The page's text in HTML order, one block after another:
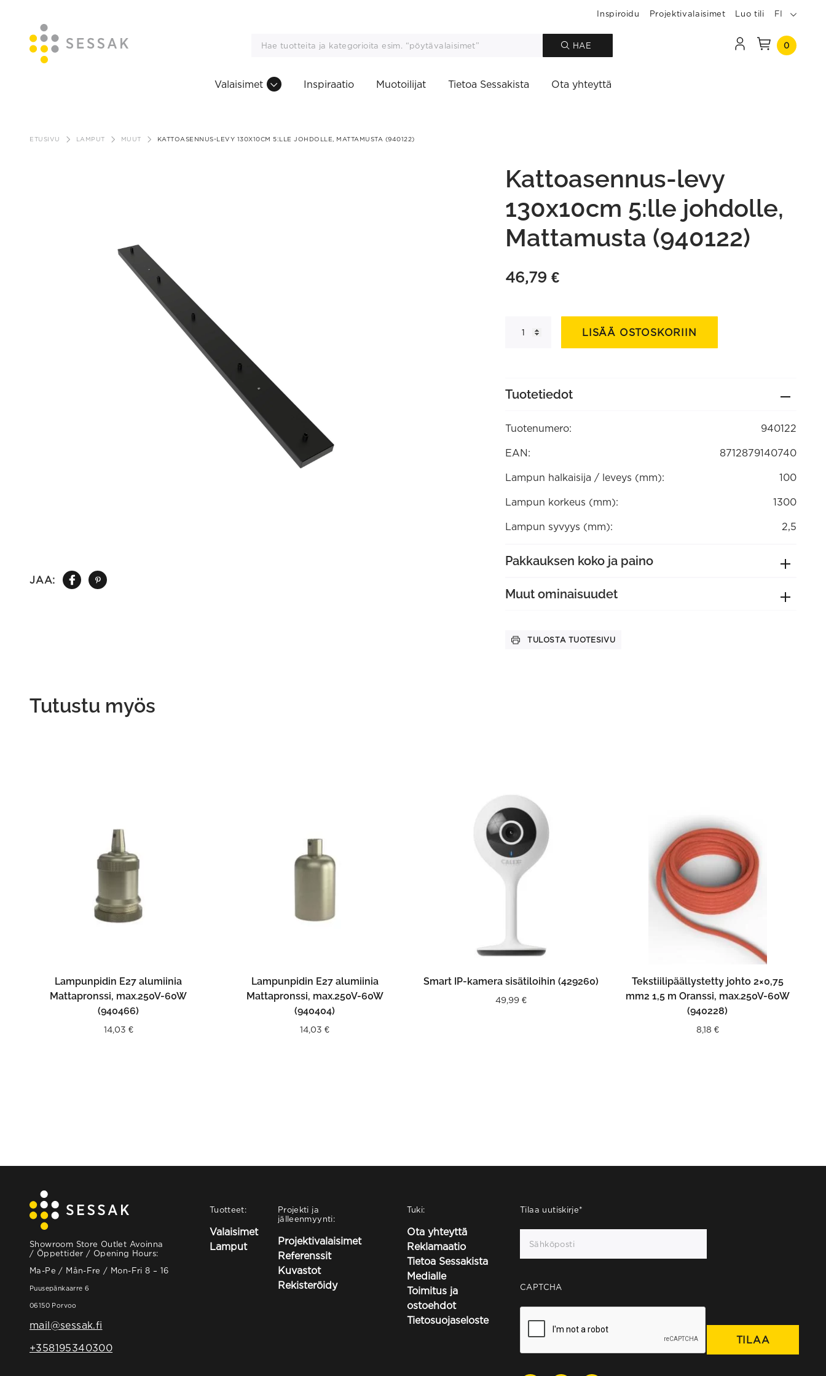
sisältöön
Inspiroidu Projektivalaisimet Luo tili FI
HAE 0
Valaisimet Inspiraatio Muotoilijat Tietoa Sessakista Ota yhteyttä
ETUSIVU LAMPUT MUUT KATTOASENNUS-LEVY 130X10CM 5:LLE JOHDOLLE, MATTAMUSTA (940122)
JAA:
Kattoasennus-levy
130x10cm 5:lle johdolle,
Mattamusta (940122)
46,79 €
levy
LISÄÄ OSTOSKORIIN
Tuotetiedot
Tuotenumero: 940122
EAN: 8712879140740
Lampun halkaisija / leveys (mm): 100
Lampun korkeus (mm): 1300
Lampun syvyys (mm): 2,5
Pakkauksen koko ja paino
Muut ominaisuudet
TULOSTA TUOTESIVU
Tutustu myös
LISÄÄ OSTOSKORIIN
Lampunpidin E27 alumiinia
Mattapronssi, max.250V-60W
(940466)
14,03 €
LISÄÄ OSTOSKORIIN
Lampunpidin E27 alumiinia
Mattapronssi, max.250V-60W
(940404)
14,03€
LISÄÄ OSTOSKORIIN
Smart IP-kamera sisätiloihin (429260)
49,99€
LISÄÄ OSTOSKORIIN
Tekstiilipäällystetty johto 2×0,75
mm2 1,5 m Oranssi, max.250V-60W
(940228)
8,18 €
Showroom Store Outlet Avoinna
/ Öppettider / Opening Hours:
Ma-Pe / Mån-Fre / Mon-Fri 8 – 16
Puusepänkaarre 6
06150 Porvoo
mail@sessak.fi
+358195340300
Tuotteet:
Valaisimet
Lamput
Projekti ja
jälleenmyynti:
Projektivalaisimet
Referenssit
Kuvastot
Rekisteröidy
Tuki:
Ota yhteyttä
Reklamaatio
Tietoa Sessakista
Medialle
Toimitus ja
ostoehdot
Tietosuojaseloste
Tilaa uutiskirje*
CAPTCHA